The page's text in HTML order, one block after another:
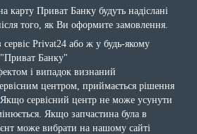
карту Приват Банку будуть надіслані
того, як Ви оформите замовлення.
Privat24 або ж у будь-якому
"Приват Банку"
і випадок визнаний
центром, приймається рішення
сервісний центр не може усунути
Якщо запчастина була в
може вибрати на нашому сайті